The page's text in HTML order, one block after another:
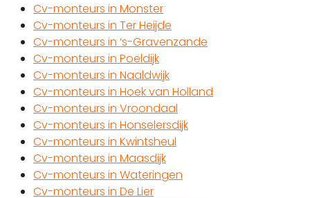
Cv-monteurs in Monster
Cv-monteurs in Ter Heijde
Cv-monteurs in ‘s-Gravenzande
Cv-monteurs in Poeldijk
Cv-monteurs in Naaldwijk
Cv-monteurs in Hoek van Holland
Cv-monteurs in Vroondaal
Cv-monteurs in Honselersdijk
Cv-monteurs in Kwintsheul
Cv-monteurs in Maasdijk
Cv-monteurs in Wateringen
Cv-monteurs in De Lier